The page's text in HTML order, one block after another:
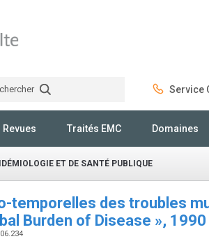
Service
Revues Traités EMC Domaines
ET DE SANTÉ PUBLIQUE
temporelles des troubles
Burden of Disease »,